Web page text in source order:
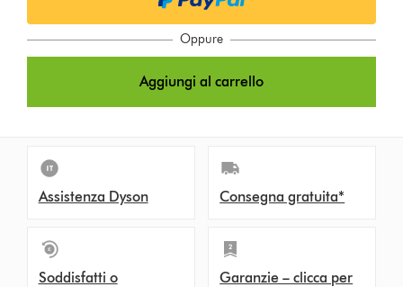
Oppure
Aggiungi al carrello
Assistenza Dyson Consegna gratuita*
Soddisfatti o
Garanzie – clicca per